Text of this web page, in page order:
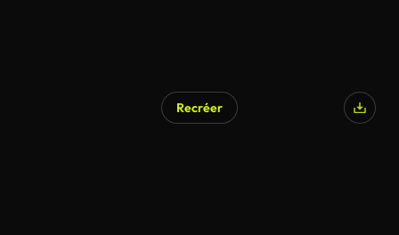
Recréer